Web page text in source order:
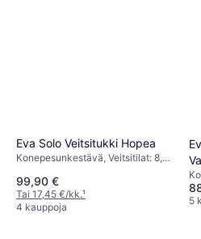
Eva Solo Veitsitukki Hopea
Konepesunkestävä, Veitsitilat: 8,
Leveys: 7.5 cm, Pituus: 20 cm
99,90 €
Tai 17,45 €/kk.¹
4 kauppoja
5